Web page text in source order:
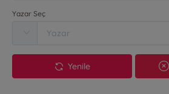
Yazar Seç
Yenile